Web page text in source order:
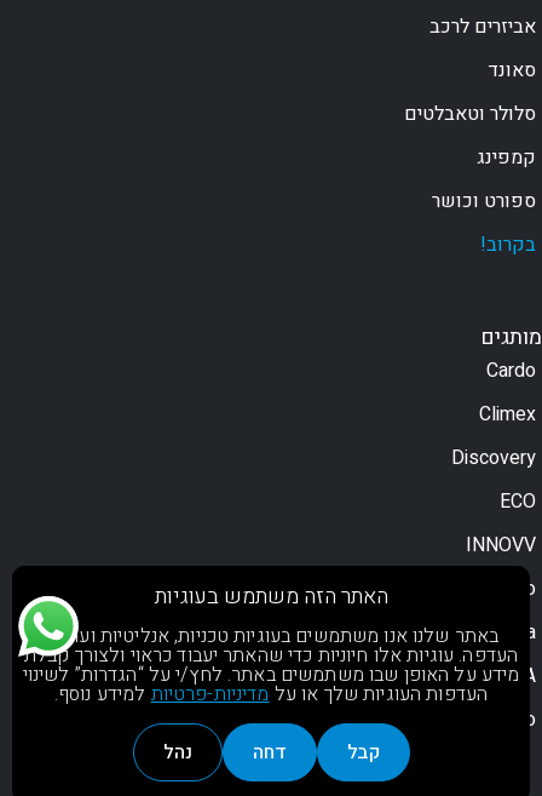
אביזרים לרכב
סאונד
סלולר וטאבלטים
קמפינג
ספורט וכושר
בקרוב!
מותגים
Cardo
Climex
Discovery
ECO
INNOVV
Moodo
Motorola
NOA
OsoPro
האתר הזה משתמש בעוגיות
באתר שלנו אנו משתמשים בעוגיות טכניות, אנליטיות ועוגיות
העדפה. עוגיות אלו חיוניות כדי שהאתר יעבוד כראוי ולצורך קבלת
מידע על האופן שבו משתמשים באתר. לחץ/י על “הגדרות” לשינוי
העדפות העוגיות שלך או עלמדיניות-פרטיותלמידע נוסף.
קבל
דחה נהל